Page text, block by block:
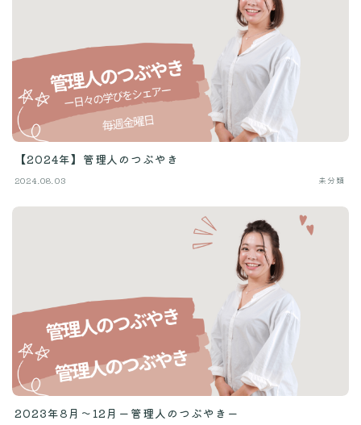
【2024年】管理人のつぶやき
2024.08.03 未分類
2023年8月〜12月ー管理人のつぶやきー